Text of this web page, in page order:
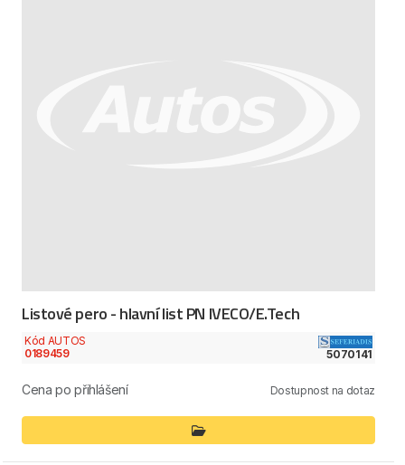
Listové pero - hlavní list PN IVECO/E.Tech
Kód AUTOS
0189459
5070141
Cena po přihlášení Dostupnost na dotaz